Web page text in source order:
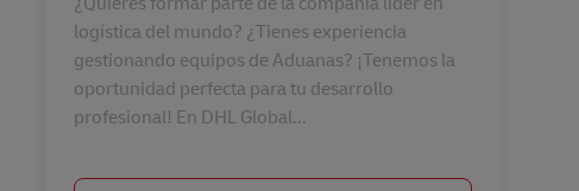
logística del mundo? ¿Tienes experiencia
gestionando equipos de Aduanas? ¡Tenemos la
oportunidad perfecta para tu desarrollo
profesional! En DHL Global...